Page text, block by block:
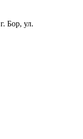
Бор, ул.